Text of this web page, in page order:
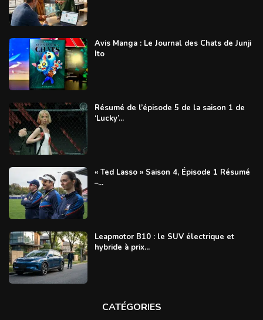
Avis Manga : Le Journal des Chats de Junji
Ito
Résumé de l’épisode 5 de la saison 1 de
‘Lucky’...
« Ted Lasso » Saison 4, Épisode 1 Résumé
–...
Leapmotor B10 : le SUV électrique et
hybride à prix...
CATÉGORIES